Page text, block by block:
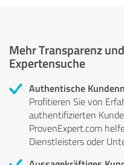
Mehr Transparenz
Expertensuche
Authentische
Profitieren Sie von
authentifizierten
ProvenExpert.com
Dienstleisters oder